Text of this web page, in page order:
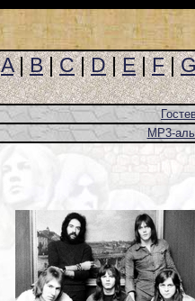
A|B|C|D|E|F|
MP3-